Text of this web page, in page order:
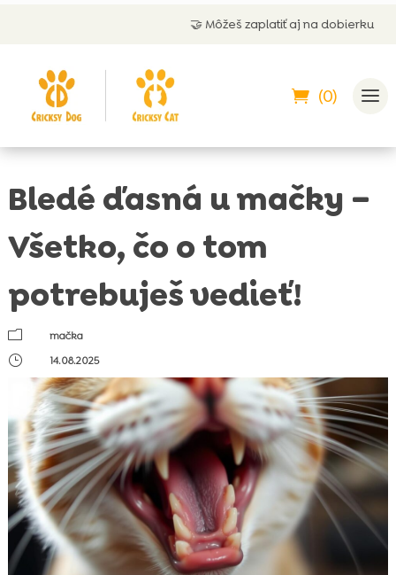
🤝 Môžeš zaplatiť aj na dobierku
(0)
Bledé ďasná u mačky –
Všetko, čo o tom
potrebuješ vedieť!
m
mačka
}
14.08.2025